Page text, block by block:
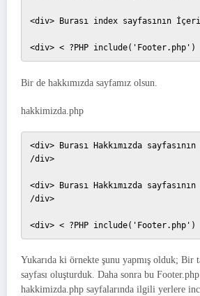
<div> Burası index sayfasının
<div> < ?PHP
Bir de hakkımızda sayfamız olsun.
hakkimizda.php
<div> Burası Hakkımızda
/div>
<div> Burası Hakkımızda
/div>
<div> < ?PHP
Yukarıda ki örnekte şunu yapmış olduk; Bir
sayfası oluşturduk. Daha sonra bu
hakkimizda.php sayfalarında ilgili yerlere